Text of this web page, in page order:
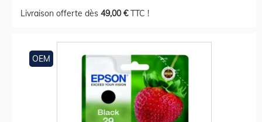
Livraison offerte dès 49,00 €TTC !
OEM